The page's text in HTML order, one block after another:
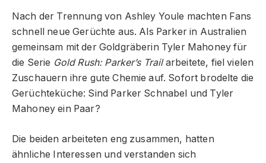
Nach der Trennung von Ashley Youle machten Fans
schnell neue Gerüchte aus. Als Parker in Australien
gemeinsam mit der Goldgräberin Tyler Mahoney für
die Serie Gold Rush: Parker’s Trailarbeitete, fiel vielen
Zuschauern ihre gute Chemie auf. Sofort brodelte die
Gerüchteküche: Sind Parker Schnabel und Tyler
Mahoney ein Paar?
Die beiden arbeiteten eng zusammen, hatten
ähnliche Interessen und verstanden sich